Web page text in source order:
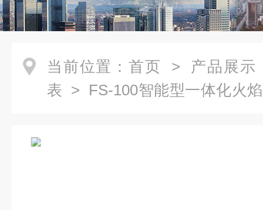
当前位置： 首页 > 产品展示
表 > FS-100智能型一体化火